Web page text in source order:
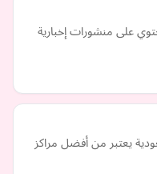
على منشورات إخبارية
يعتبر من أفضل مراكز